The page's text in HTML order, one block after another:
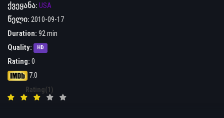
ქვეყანა: USA
წელი: 2010-09-17
Duration: 92 min
Quality:
HD
Rating: 0
7.0
Rating(1)